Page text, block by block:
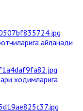
айланади
ходимларига